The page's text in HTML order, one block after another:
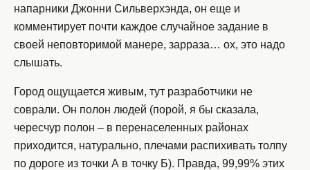
напарники Джонни Сильверхэнда, он еще и
комментирует почти каждое случайное задание в
своей неповторимой манере, зарраза… ох, это надо
слышать.
Город ощущается живым, тут разработчики не
соврали. Он полон людей (порой, я бы сказала,
чересчур полон – в перенаселенных районах
приходится, натурально, плечами распихивать толпу
по дороге из точки А в точку Б). Правда, 99,99% этих